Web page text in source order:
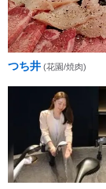
つち井 (花園/焼肉)